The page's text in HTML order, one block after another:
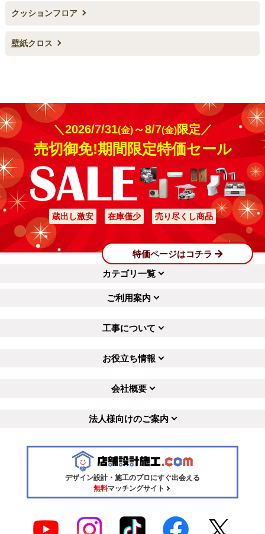
クッションフロア
壁紙クロス
＼2026/7/31(金)～8/7(金)限定／
売切御免!期間限定特価セール
蔵出し激安 在庫僅少 売り尽くし商品
特価ページはコチラ
カテゴリ一覧
ご利用案内
工事について
お役立ち情報
会社概要
法人様向けのご案内
デザイン設計・施工のプロにすぐ出会える
無料マッチングサイト